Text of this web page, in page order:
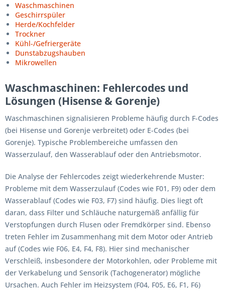
Waschmaschinen
Geschirrspüler
Herde/Kochfelder
Trockner
Kühl-/Gefriergeräte
Dunstabzugshauben
Mikrowellen
Waschmaschinen: Fehlercodes und
Lösungen (Hisense & Gorenje)
Waschmaschinen signalisieren Probleme häufig durch F-Codes
(bei Hisense und Gorenje verbreitet) oder E-Codes (bei
Gorenje). Typische Problembereiche umfassen den
Wasserzulauf, den Wasserablauf oder den Antriebsmotor.
Die Analyse der Fehlercodes zeigt wiederkehrende Muster:
Probleme mit dem Wasserzulauf (Codes wie F01, F9) oder dem
Wasserablauf (Codes wie F03, F7) sind häufig. Dies liegt oft
daran, dass Filter und Schläuche naturgemäß anfällig für
Verstopfungen durch Flusen oder Fremdkörper sind. Ebenso
treten Fehler im Zusammenhang mit dem Motor oder Antrieb
auf (Codes wie F06, E4, F4, F8). Hier sind mechanischer
Verschleiß, insbesondere der Motorkohlen, oder Probleme mit
der Verkabelung und Sensorik (Tachogenerator) mögliche
Ursachen. Auch Fehler im Heizsystem (F04, F05, E6, F1, F6)